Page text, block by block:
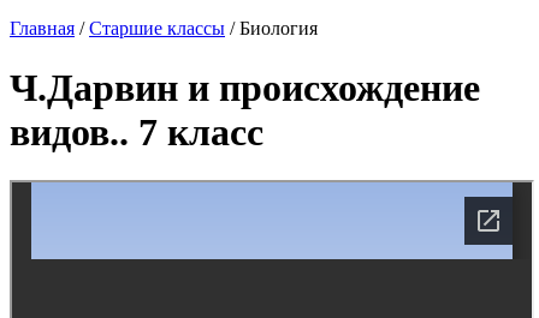
Главная /Старшие классы /Биология
Ч.Дарвин и происхождение
видов.. 7 класс